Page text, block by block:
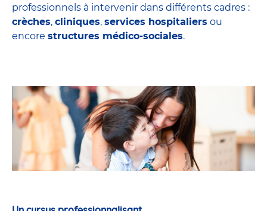
professionnels à intervenir dans différents cadres :
crèches, cliniques, services hospitaliers ou
encore structures médico-sociales.